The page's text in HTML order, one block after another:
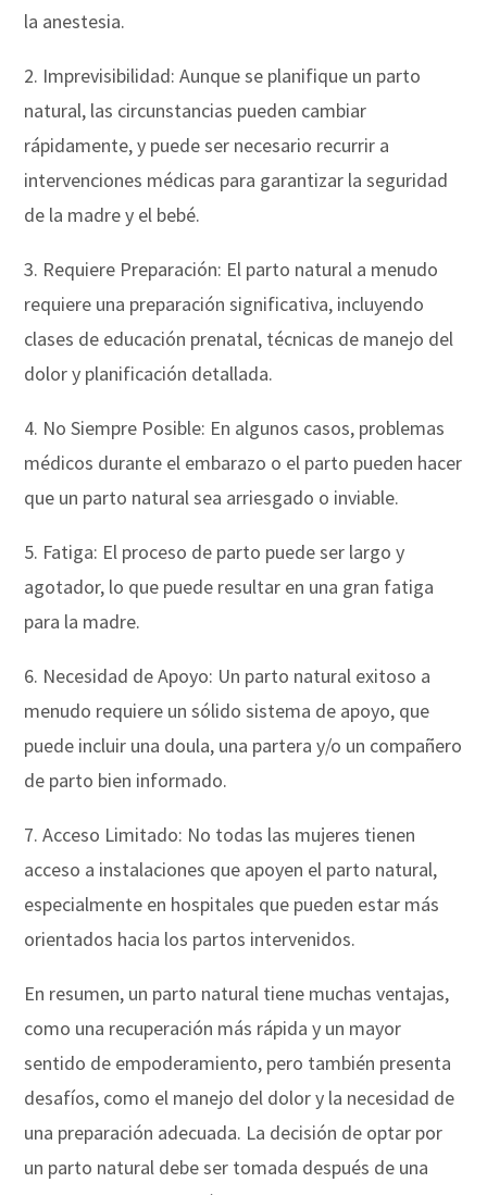
la anestesia.
2. Imprevisibilidad: Aunque se planifique un parto
natural, las circunstancias pueden cambiar
rápidamente, y puede ser necesario recurrir a
intervenciones médicas para garantizar la seguridad
de la madre y el bebé.
3. Requiere Preparación: El parto natural a menudo
requiere una preparación significativa, incluyendo
clases de educación prenatal, técnicas de manejo del
dolor y planificación detallada.
4. No Siempre Posible: En algunos casos, problemas
médicos durante el embarazo o el parto pueden hacer
que un parto natural sea arriesgado o inviable.
5. Fatiga: El proceso de parto puede ser largo y
agotador, lo que puede resultar en una gran fatiga
para la madre.
6. Necesidad de Apoyo: Un parto natural exitoso a
menudo requiere un sólido sistema de apoyo, que
puede incluir una doula, una partera y/o un compañero
de parto bien informado.
7. Acceso Limitado: No todas las mujeres tienen
acceso a instalaciones que apoyen el parto natural,
especialmente en hospitales que pueden estar más
orientados hacia los partos intervenidos.
En resumen, un parto natural tiene muchas ventajas,
como una recuperación más rápida y un mayor
sentido de empoderamiento, pero también presenta
desafíos, como el manejo del dolor y la necesidad de
una preparación adecuada. La decisión de optar por
un parto natural debe ser tomada después de una